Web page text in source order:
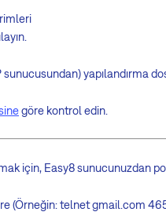
sunucusundan)
göre kontrol edin.
için, Easy8 sunucunuzdan
(Örneğin: telnet gmail.com